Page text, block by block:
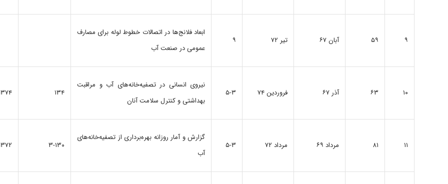
۹ ۵۹ آبان ۶۷ تیر ۷۲ ۹
ابعاد فلانج‌‌ها در اتصالات‌ خطوط لوله‌ برای‌ مصارف‌
عمومی‌ در صنعت‌ آب‌
۱۰ ۶۳ آذر ۶۷ فروردین ۷۴ ۵-۳
نیروی‌ انسانی‌ در تصفیه‌خانه‌های‌ آب‌ و مراقبت‌
بهداشتی‌ و کنترل‌ سلامت‌ آنان‌
۱۳۴
۱۱ ۸۱ مرداد ۶۹ مرداد ۷۲ ۵-۳
گزارش‌ و آمار روزانه‌ بهره‌برداری از تصفیه‌خانه‌های
آب‌
۳-۱۳۰